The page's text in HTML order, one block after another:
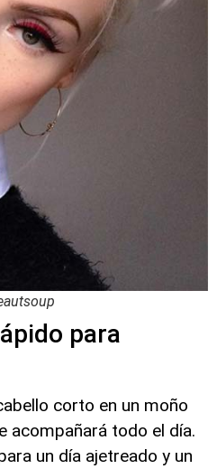
para
corto en un moño
acompañará todo el día.
un día ajetreado y un